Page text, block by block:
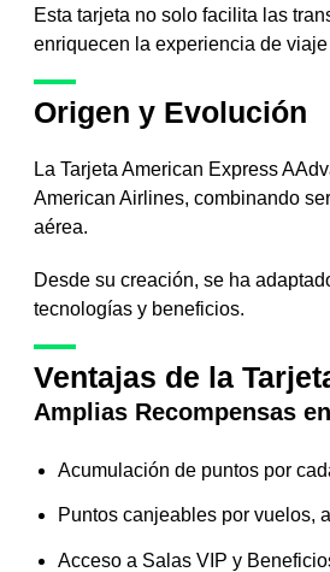
Esta tarjeta no solo facilita las
enriquecen la experiencia de
Origen y Evolución
La Tarjeta American Express
American Airlines, combinando
aérea.
Desde su creación, se ha
tecnologías y beneficios.
Ventajas de la
Amplias Recompensas
Acumulación de puntos por
Puntos canjeables por vuelos,
Acceso a Salas VIP y